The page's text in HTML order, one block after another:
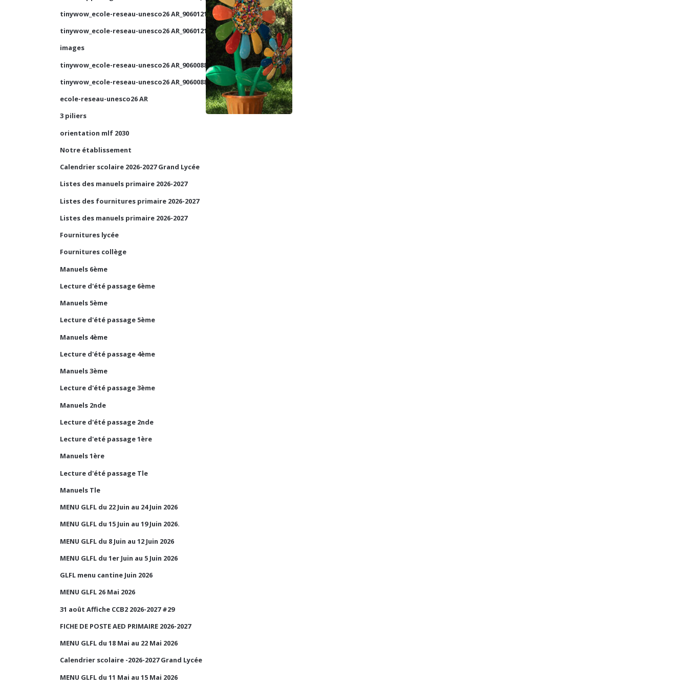
tinywow_ecole-reseau-unesco26 AR_90601210_1
tinywow_ecole-reseau-unesco26 AR_90601210_2
images
tinywow_ecole-reseau-unesco26 AR_90600884_2
tinywow_ecole-reseau-unesco26 AR_90600884_1
ecole-reseau-unesco26 AR
3 piliers
orientation mlf 2030
Notre établissement
Calendrier scolaire 2026-2027 Grand Lycée
Listes des manuels primaire 2026-2027
Listes des fournitures primaire 2026-2027
Listes des manuels primaire 2026-2027
Fournitures lycée
Fournitures collège
Manuels 6ème
Lecture d'été passage 6ème
Manuels 5ème
Lecture d'été passage 5ème
Manuels 4ème
Lecture d'été passage 4ème
Manuels 3ème
Lecture d'été passage 3ème
Manuels 2nde
Lecture d'été passage 2nde
Lecture d'eté passage 1ère
Manuels 1ère
Lecture d'été passage Tle
Manuels Tle
MENU GLFL du 22 Juin au 24 Juin 2026
MENU GLFL du 15 Juin au 19 Juin 2026.
MENU GLFL du 8 Juin au 12 Juin 2026
MENU GLFL du 1er Juin au 5 Juin 2026
GLFL menu cantine Juin 2026
MENU GLFL 26 Mai 2026
31 août Affiche CCB2 2026-2027 #29
FICHE DE POSTE AED PRIMAIRE 2026-2027
MENU GLFL du 18 Mai au 22 Mai 2026
Calendrier scolaire -2026-2027 Grand Lycée
MENU GLFL du 11 Mai au 15 Mai 2026